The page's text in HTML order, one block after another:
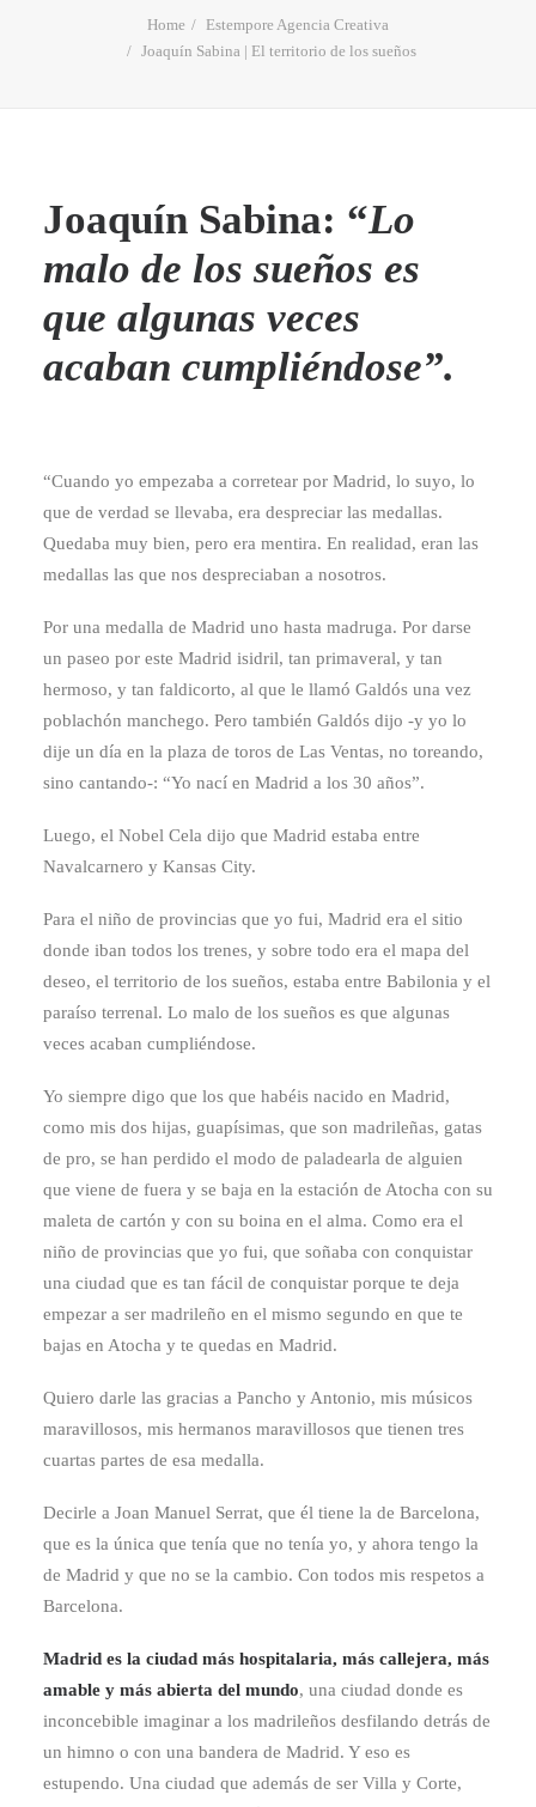
Home
Estempore Agencia Creativa
Joaquín Sabina | El territorio de los sueños
Joaquín Sabina: “Lo
malo de los sueños es
que algunas veces
acaban cumpliéndose”.
“Cuando yo empezaba a corretear por Madrid, lo suyo, lo
que de verdad se llevaba, era despreciar las medallas.
Quedaba muy bien, pero era mentira. En realidad, eran las
medallas las que nos despreciaban a nosotros.
Por una medalla de Madrid uno hasta madruga. Por darse
un paseo por este Madrid isidril, tan primaveral, y tan
hermoso, y tan faldicorto, al que le llamó Galdós una vez
poblachón manchego. Pero también Galdós dijo -y yo lo
dije un día en la plaza de toros de Las Ventas, no toreando,
sino cantando-: “Yo nací en Madrid a los 30 años”.
Luego, el Nobel Cela dijo que Madrid estaba entre
Navalcarnero y Kansas City.
Para el niño de provincias que yo fui, Madrid era el sitio
donde iban todos los trenes, y sobre todo era el mapa del
deseo, el territorio de los sueños, estaba entre Babilonia y el
paraíso terrenal. Lo malo de los sueños es que algunas
veces acaban cumpliéndose.
Yo siempre digo que los que habéis nacido en Madrid,
como mis dos hijas, guapísimas, que son madrileñas, gatas
de pro, se han perdido el modo de paladearla de alguien
que viene de fuera y se baja en la estación de Atocha con su
maleta de cartón y con su boina en el alma. Como era el
niño de provincias que yo fui, que soñaba con conquistar
una ciudad que es tan fácil de conquistar porque te deja
empezar a ser madrileño en el mismo segundo en que te
bajas en Atocha y te quedas en Madrid.
Quiero darle las gracias a Pancho y Antonio, mis músicos
maravillosos, mis hermanos maravillosos que tienen tres
cuartas partes de esa medalla.
Decirle a Joan Manuel Serrat, que él tiene la de Barcelona,
que es la única que tenía que no tenía yo, y ahora tengo la
de Madrid y que no se la cambio. Con todos mis respetos a
Barcelona.
Madrid es la ciudad más hospitalaria, más callejera, más
amable y más abierta del mundo, una ciudad donde es
inconcebible imaginar a los madrileños desfilando detrás de
un himno o con una bandera de Madrid. Y eso es
estupendo. Una ciudad que además de ser Villa y Corte,